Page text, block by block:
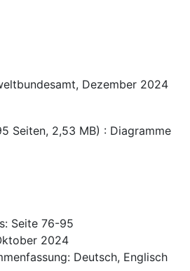
Dezember 2024
Seiten, 2,53 MB) : Diagramme
Seite 76-95
2024
Deutsch, Englisch